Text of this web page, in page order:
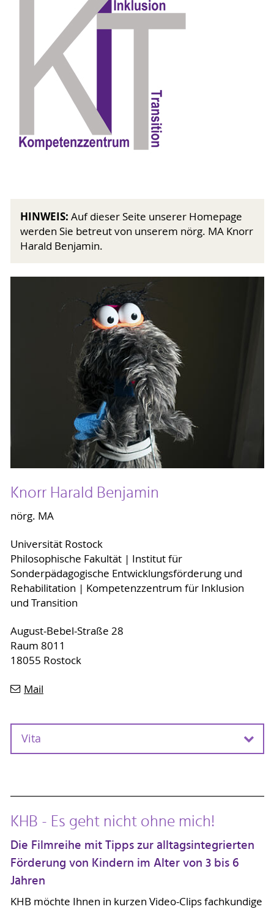
HINWEIS: Auf dieser Seite unserer Homepage
werden Sie betreut von unserem nörg. MA Knorr
Harald Benjamin.
Knorr Harald Benjamin
nörg. MA
Universität Rostock
Philosophische Fakultät | Institut für
Sonderpädagogische Entwicklungsförderung und
Rehabilitation | Kompetenzzentrum für Inklusion
und Transition
August-Bebel-Straße 28
Raum 8011
18055 Rostock
Mail
Vita
vor 2022nicht nachweisbar
2022• nörgelnder Mitarbeiter (nörg. MA)
am Kompetenzzentrum für Inklusion und
Transition
seit 2022• “Mitarbeiter des Monats”
KHB - Es geht nicht ohne mich!
Die Filmreihe mit Tipps zur alltagsintegrierten
Förderung von Kindern im Alter von 3 bis 6
Jahren
KHB möchte Ihnen in kurzen Video-Clips fachkundige